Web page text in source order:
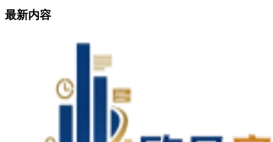
最新内容